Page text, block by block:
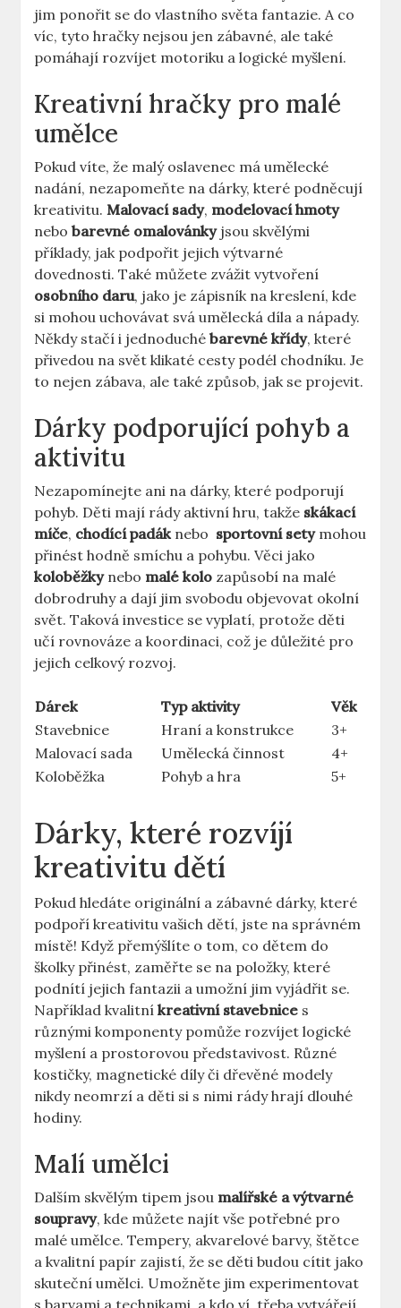
jim ponořit se do vlastního světa fantazie. A co
víc, tyto hračky nejsou jen zábavné, ale také
pomáhají rozvíjet​ motoriku a ⁣logické myšlení.
Kreativní‌ hračky pro malé
umělce
Pokud víte, ⁤že ‌malý oslavenec má umělecké
⁢nadání, nezapomeňte na dárky, které podněcují‌
kreativitu.Malovací sady, modelovací hmoty‍
nebobarevné omalovánky⁢jsou skvělými
příklady, jak podpořit jejich výtvarné
dovednosti. ⁢Také můžete zvážit vytvoření
osobního daru, jako je zápisník na kreslení, kde
si mohou uchovávat svá umělecká díla a‍ nápady.
Někdy stačí i jednoduchébarevné křídy, které
přivedou⁤ na svět klikaté cesty podél chodníku. Je
to nejen zábava, ale také způsob, jak se projevit.
Dárky podporující pohyb a
aktivitu
Nezapomínejte​ ani na dárky, které podporují
pohyb. Děti mají rády ​aktivní hru, takže skákací
míče, chodící padáknebo ⁤ sportovní setymohou
přinést hodně smíchu a pohybu. Věci jako
koloběžkynebo malé‌ kolo ‍zapůsobí na malé
dobrodruhy a dají jim svobodu objevovat okolní
svět. Taková investice se vyplatí, protože děti
učí rovnováze a koordinaci, což je důležité pro
jejich celkový rozvoj.
Dárek Typ aktivity
Věk
Stavebnice
Hraní a konstrukce
3+
Malovací sada
Umělecká činnost
4+
Koloběžka
Pohyb a hra 5+
Dárky, které rozvíjí
kreativitu dětí
Pokud hledáte originální a zábavné dárky, které
podpoří kreativitu vašich dětí,⁣ jste na správném
místě! Když přemýšlíte ​o tom, co dětem do
školky přinést, zaměřte se na položky, které
podnítí jejich fantazii a umožní‍ jim vyjádřit se.
Například kvalitníkreativní stavebnice s
různými ⁤komponenty pomůže rozvíjet logické
myšlení a prostorovou představivost. Různé
kostičky, magnetické díly či dřevěné modely⁤
nikdy neomrzí a děti si s nimi rády ⁢hrají dlouhé​
hodiny.
Malí umělci
Dalším skvělým tipem ⁣jsou malířské a výtvarné
soupravy, kde ​můžete najít‌ vše potřebné pro
malé umělce. Tempery, ⁣akvarelové barvy, štětce
a kvalitní papír zajistí, že ​se děti⁢ budou cítit jako
skuteční umělci.⁢ Umožněte jim experimentovat